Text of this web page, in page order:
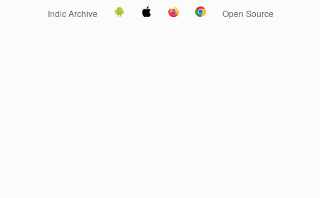
Indic Archive Open Source